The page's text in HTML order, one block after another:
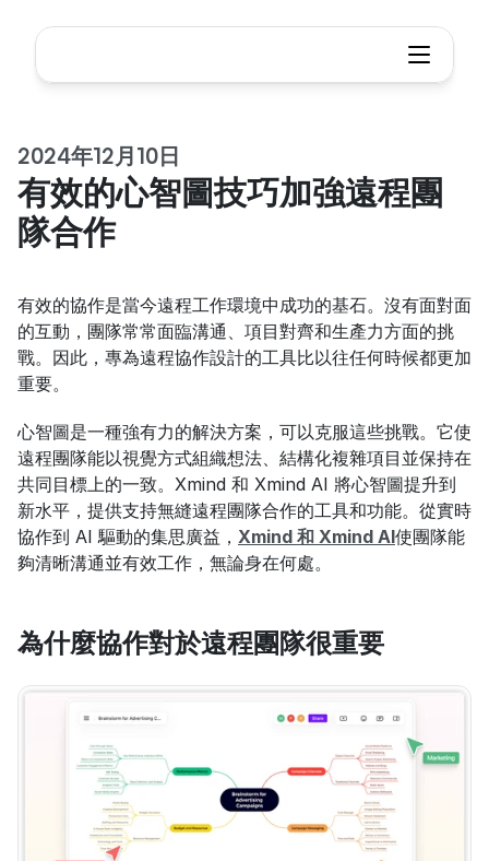
2024年12月10日
有效的心智圖技巧加強遠程團
隊合作
有效的協作是當今遠程工作環境中成功的基石。沒有面對面
的互動，團隊常常面臨溝通、項目對齊和生產力方面的挑
戰。因此，專為遠程協作設計的工具比以往任何時候都更加
重要。
心智圖是一種強有力的解決方案，可以克服這些挑戰。它使
遠程團隊能以視覺方式組織想法、結構化複雜項目並保持在
共同目標上的一致。Xmind 和 Xmind AI 將心智圖提升到
新水平，提供支持無縫遠程團隊合作的工具和功能。從實時
協作到 AI 驅動的集思廣益， Xmind 和 Xmind AI使團隊能
夠清晰溝通並有效工作，無論身在何處。
為什麼協作對於遠程團隊很重要